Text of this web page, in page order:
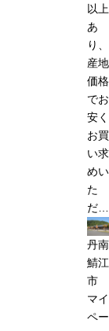
以上
あ
り、
産地
価格
でお
安く
お買
い求
めい
た
だ…
丹南
鯖江
市
マイ
ペー